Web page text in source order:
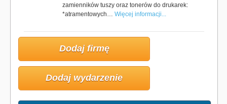
zamienników tuszy oraz tonerów do drukarek:
*atramentowych… Więcej informacji...
Dodaj firmę
Dodaj wydarzenie